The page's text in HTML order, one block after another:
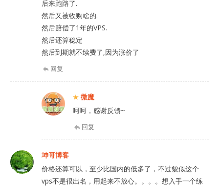
后来跑路了.
然后又被收购啥的.
然后赔偿了1年的VPS.
然后还算稳定
然后到期就不续费了,因为涨价了
回复
微魔
呵呵，感谢反馈~
回复
坤哥博客
价格还算可以，至少比国内的低多了，不过貌似这个
vps不是很出名，用起来不放心。。。。想入手一个练